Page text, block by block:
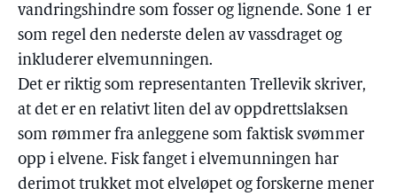
vandringshindre som fosser og lignende. Sone 1 er
som regel den nederste delen av vassdraget og
inkluderer elvemunningen.
Det er riktig som representanten Trellevik skriver,
at det er en relativt liten del av oppdrettslaksen
som rømmer fra anleggene som faktisk svømmer
opp i elvene. Fisk fanget i elvemunningen har
derimot trukket mot elveløpet og forskerne mener